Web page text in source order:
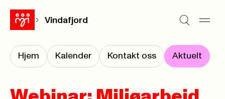
Vindafjord
Hjem Kalender Kontakt oss Aktuelt